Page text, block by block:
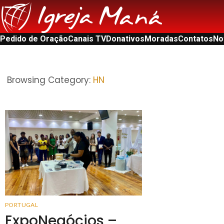
Pedido de OraçãoCanais TVDonativosMoradasContatos
Browsing Category: HN
PORTUGAL